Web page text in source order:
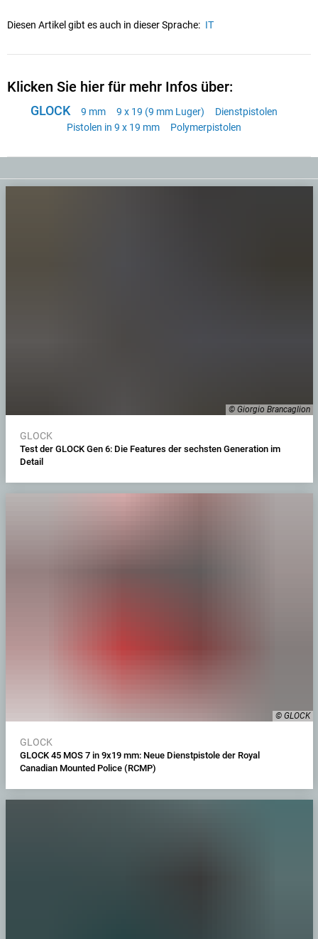
Diesen Artikel gibt es auch in dieser Sprache: IT
Klicken Sie hier für mehr Infos über:
GLOCK 9 mm 9 x 19 (9 mm Luger)
Dienstpistolen
Pistolen in 9 x 19 mm
Polymerpistolen
© Giorgio Brancaglion
GLOCK
Test der GLOCK Gen 6: Die Features der sechsten Generation im
Detail
© GLOCK
GLOCK
GLOCK 45 MOS 7 in 9x19 mm: Neue Dienstpistole der Royal
Canadian Mounted Police (RCMP)